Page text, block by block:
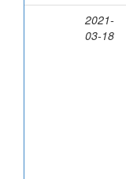
2021-
03-18